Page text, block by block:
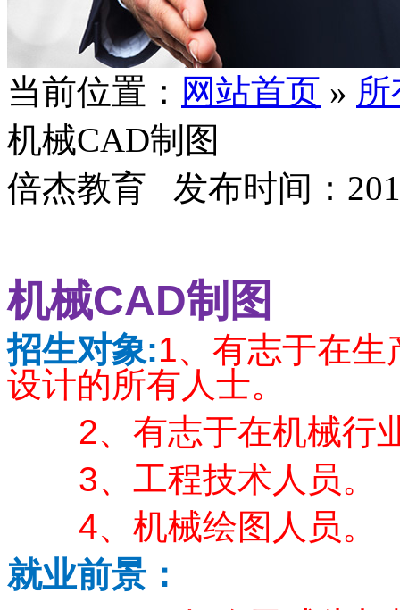
当前位置： 网站首页 »
机械CAD制图
倍杰教育 发布时间：
机械CAD制图
招生对象:1、有志于在
设计的所有人士。
2、有志于在机械行
3、工程技术人员。
4、机械绘图人员。
就业前景：